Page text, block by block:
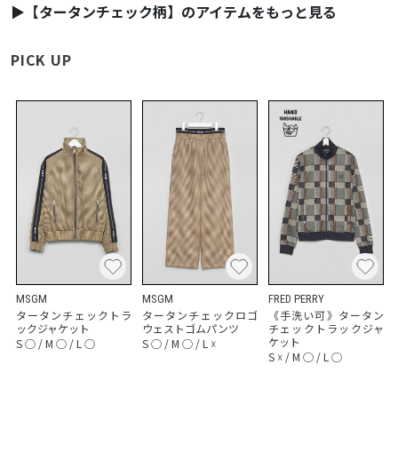
▶【タータンチェック柄】のアイテムをもっと見る
PICK UP
MSGM
タータンチェックトラ
ックジャケット
S◯ /M ◯ /L ◯
MSGM
タータンチェックロゴ
ウェストゴムパンツ
S◯ /M ◯ /L ☓
FRED PERRY
《手洗い可》タータン
チェックトラックジャ
ケット
S ☓ /M ◯ /L ◯